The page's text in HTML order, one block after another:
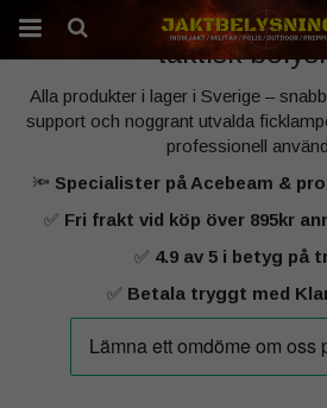
Sveriges specialist på
taktisk
Alla produkter i lager i Sverige –
support och noggrant utvalda
professionell
🔦 Specialister på Acebeam &
✅ Fri frakt vid köp över 895kr
✅ 4.9 av 5 i betyg på
✅ Betala tryggt med
Produkten har blivit tillagd i